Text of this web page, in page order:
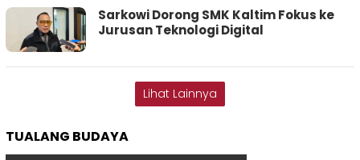
Sarkowi Dorong SMK Kaltim Fokus ke
Jurusan Teknologi Digital
Lihat Lainnya
TUALANG BUDAYA